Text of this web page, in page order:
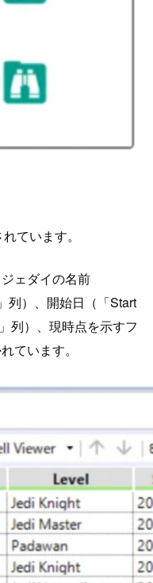
ています。
ェダイの名前
列）、開始日（「Start
列）、現時点を示すフ
ています。